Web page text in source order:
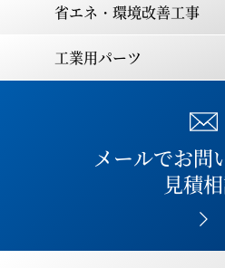
省エネ・環境改善工事
工業用パーツ
メールでお問
見積